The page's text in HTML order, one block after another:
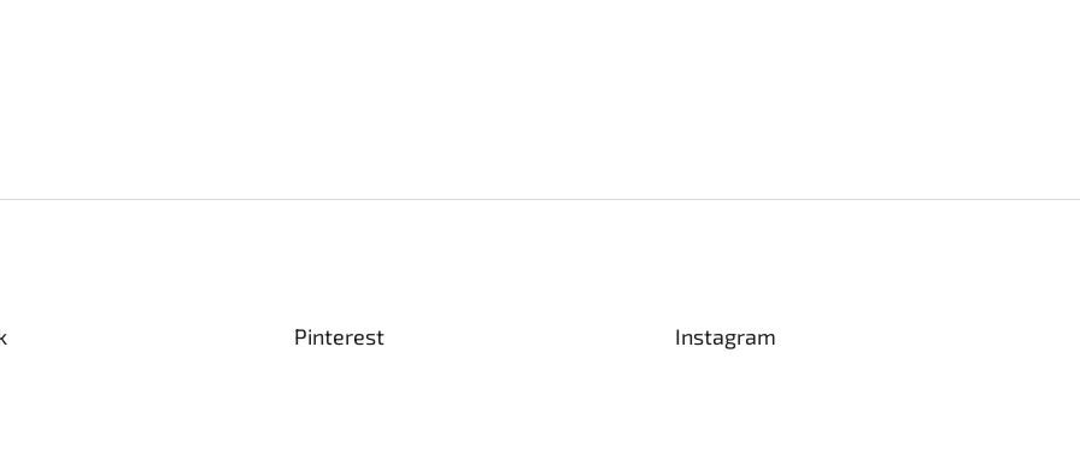
Pinterest Instagram